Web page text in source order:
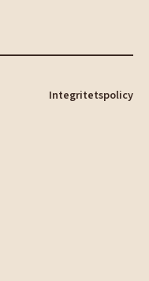
Integritetspolicy